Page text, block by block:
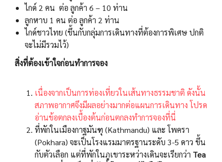
ไกด์ 2 คน ต่อ ลูกค้า 6 – 10 ท่าน
ลูกหาบ 1 คน ต่อ ลูกค้า 2 ท่าน
ไกด์ชาวไทย (ขึ้นกับกลุ่มการเดินทางที่ต้องการพิเศษ ปกติ
จะไม่มีรวมไว้)
สิ่งที่ต้องเข้าใจก่อนทำการจอง
เนื่องจากเป็นการท่องเที่ยวในเส้นทางธรรมชาติ ดังนั้น
สภาพอากาศจึงมีผลอย่างมากต่อแผนการเดินทาง โปรด
อ่านข้อตกลงเบื้องต้นก่อนตกลงทำการจองที่นี่
ที่พักในเมืองกาฐมันฑุ (Kathmandu) และ โพครา
(Pokhara) จะเป็นโรงแรมมาตรฐานระดับ 3-5 ดาว ขึ้น
กับตัวเลือก แต่ที่พักในภูเขาระหว่างเดินจะเรียกว่า Tea